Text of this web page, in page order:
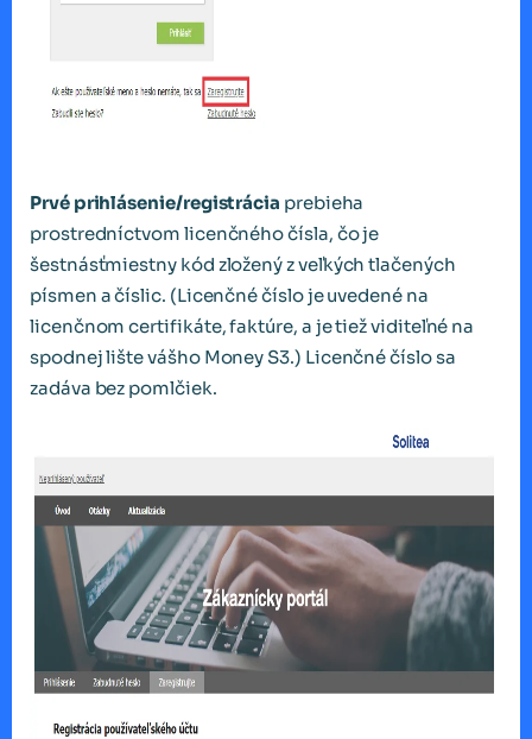
Prvé prihlásenie/registrácia prebieha
prostredníctvom licenčného čísla, čo je
šestnásťmiestny kód zložený z veľkých tlačených
písmen a číslic. (Licenčné číslo je uvedené na
licenčnom certifikáte, faktúre, a je tiež viditeľné na
spodnej lište vášho Money S3.) Licenčné číslo sa
zadáva bez pomlčiek.